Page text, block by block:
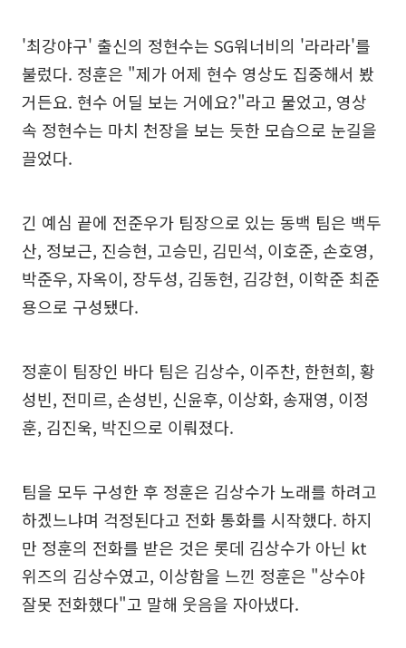
'최강야구' 출신의 정현수는 SG워너비의 '라라라'를
불렀다. 정훈은 "제가 어제 현수 영상도 집중해서 봤
거든요. 현수 어딜 보는 거에요?"라고 물었고, 영상
속 정현수는 마치 천장을 보는 듯한 모습으로 눈길을
끌었다.
긴 예심 끝에 전준우가 팀장으로 있는 동백 팀은 백두
산, 정보근, 진승현, 고승민, 김민석, 이호준, 손호영,
박준우, 자옥이, 장두성, 김동현, 김강현, 이학준 최준
용으로 구성됐다.
정훈이 팀장인 바다 팀은 김상수, 이주찬, 한현희, 황
성빈, 전미르, 손성빈, 신윤후, 이상화, 송재영, 이정
훈, 김진욱, 박진으로 이뤄졌다.
팀을 모두 구성한 후 정훈은 김상수가 노래를 하려고
하겠느냐며 걱정된다고 전화 통화를 시작했다. 하지
만 정훈의 전화를 받은 것은 롯데 김상수가 아닌 kt
위즈의 김상수였고, 이상함을 느낀 정훈은 "상수야
잘못 전화했다"고 말해 웃음을 자아냈다.